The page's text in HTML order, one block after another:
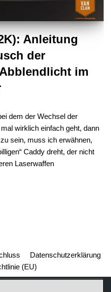
Anleitung
der
im
dem der Wechsel der
wirklich einfach geht, dann
sein, muss ich erwähnen,
Caddy dreht, der nicht
Laserwaffen
Datenschutzerklärung
(EU)